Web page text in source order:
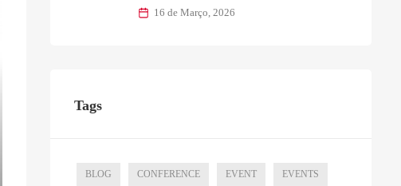
16 de Março, 2026
Tags
BLOG CONFERENCE EVENT EVENTS